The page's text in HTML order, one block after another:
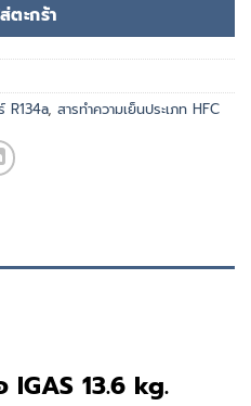
ตะกร้า
R134a, สารทำความเย็นประเภท HFC
IGAS 13.6 kg.